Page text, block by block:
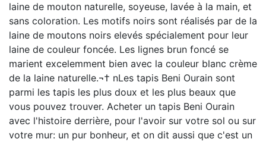
laine de mouton naturelle, soyeuse, lavée à la main, et
sans coloration. Les motifs noirs sont réalisés par de la
laine de moutons noirs elevés spécialement pour leur
laine de couleur foncée. Les lignes brun foncé se
marient excelemment bien avec la couleur blanc crème
de la laine naturelle.¬† nLes tapis Beni Ourain sont
parmi les tapis les plus doux et les plus beaux que
vous pouvez trouver. Acheter un tapis Beni Ourain
avec l'histoire derrière, pour l'avoir sur votre sol ou sur
votre mur: un pur bonheur, et on dit aussi que c'est un